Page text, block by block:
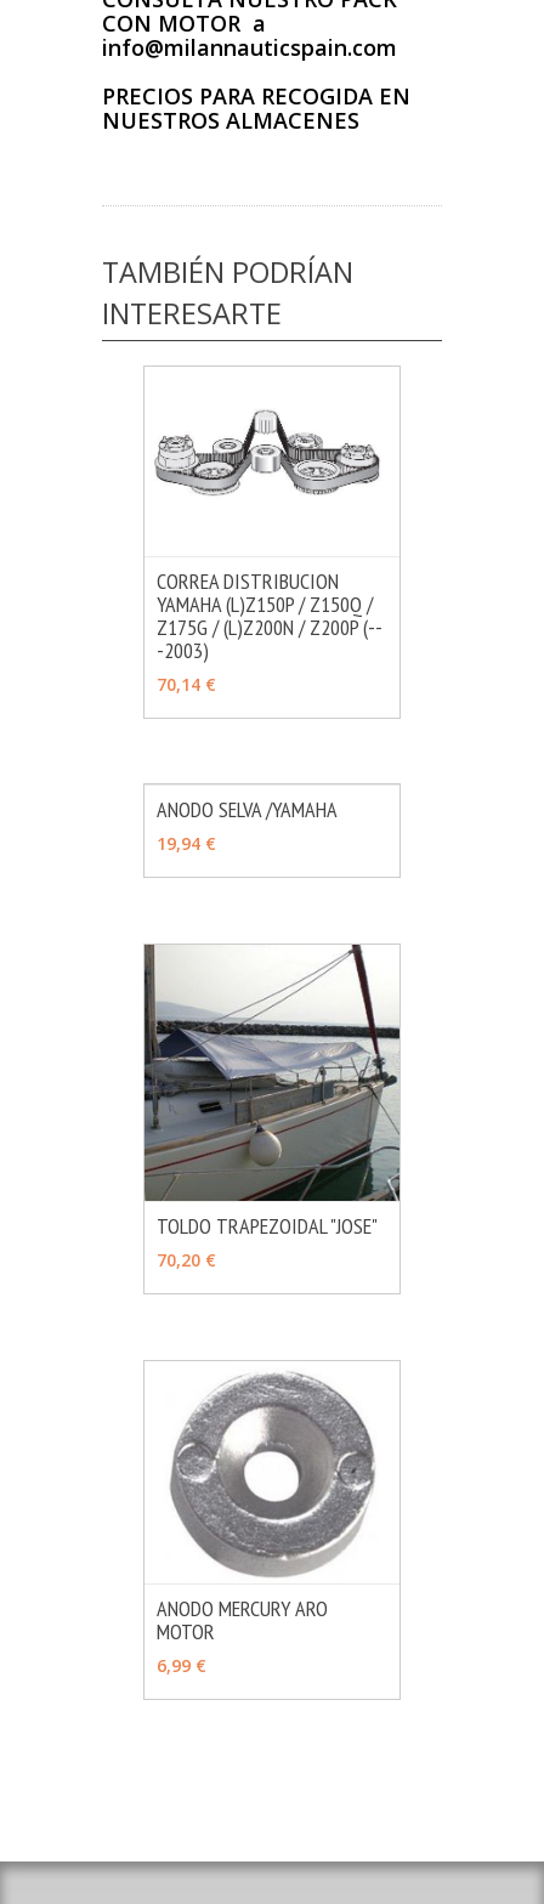
CON MOTOR a
info@milannauticspain.com
PRECIOS PARA RECOGIDA EN
NUESTROS ALMACENES
TAMBIÉN PODRÍAN
INTERESARTE
AÑADIR MÁS INFO
CORREA DISTRIBUCION
YAMAHA (L)Z150P / Z150Q /
Z175G / (L)Z200N / Z200P (--
-2003)
70,14 €
ANODO SELVA /YAMAHA
19,94 €
TOLDO TRAPEZOIDAL "JOSE"
70,20 €
VER OPCIONES
ANODO MERCURY ARO
MOTOR
6,99 €